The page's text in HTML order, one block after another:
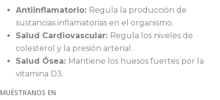
Antiinflamatorio: Regula la producción de
sustancias inflamatorias en el organismo.
Salud Cardiovascular: Regula los niveles de
colesterol y la presión arterial.
Salud Ósea: Mantiene los huesos fuertes por la
vitamina D3.
MUÉSTRANOS EN